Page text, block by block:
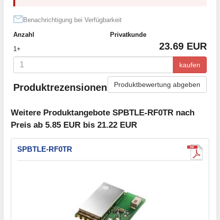
Benachrichtigung bei Verfügbarkeit
Anzahl
Privatkunde
1+
23.69 EUR
kaufen
Produktrezensionen Produktbewertung abgeben
Weitere Produktangebote SPBTLE-RF0TR nach
Preis ab 5.85 EUR bis 21.22 EUR
SPBTLE-RF0TR